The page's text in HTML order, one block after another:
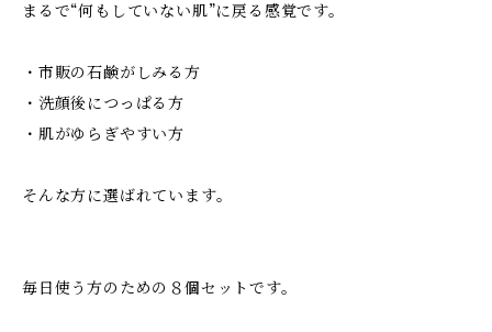
まるで“何もしていない肌”に戻る感覚です。
・市販の石鹸がしみる方
・洗顔後につっぱる方
・肌がゆらぎやすい方
そんな方に選ばれています。
毎日使う方のための８個セットです。